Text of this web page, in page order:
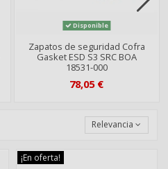
Disponible
Zapatos de seguridad Cofra
Gasket ESD S3 SRC BOA
18531-000
78,05 €
Relevancia
¡En oferta!